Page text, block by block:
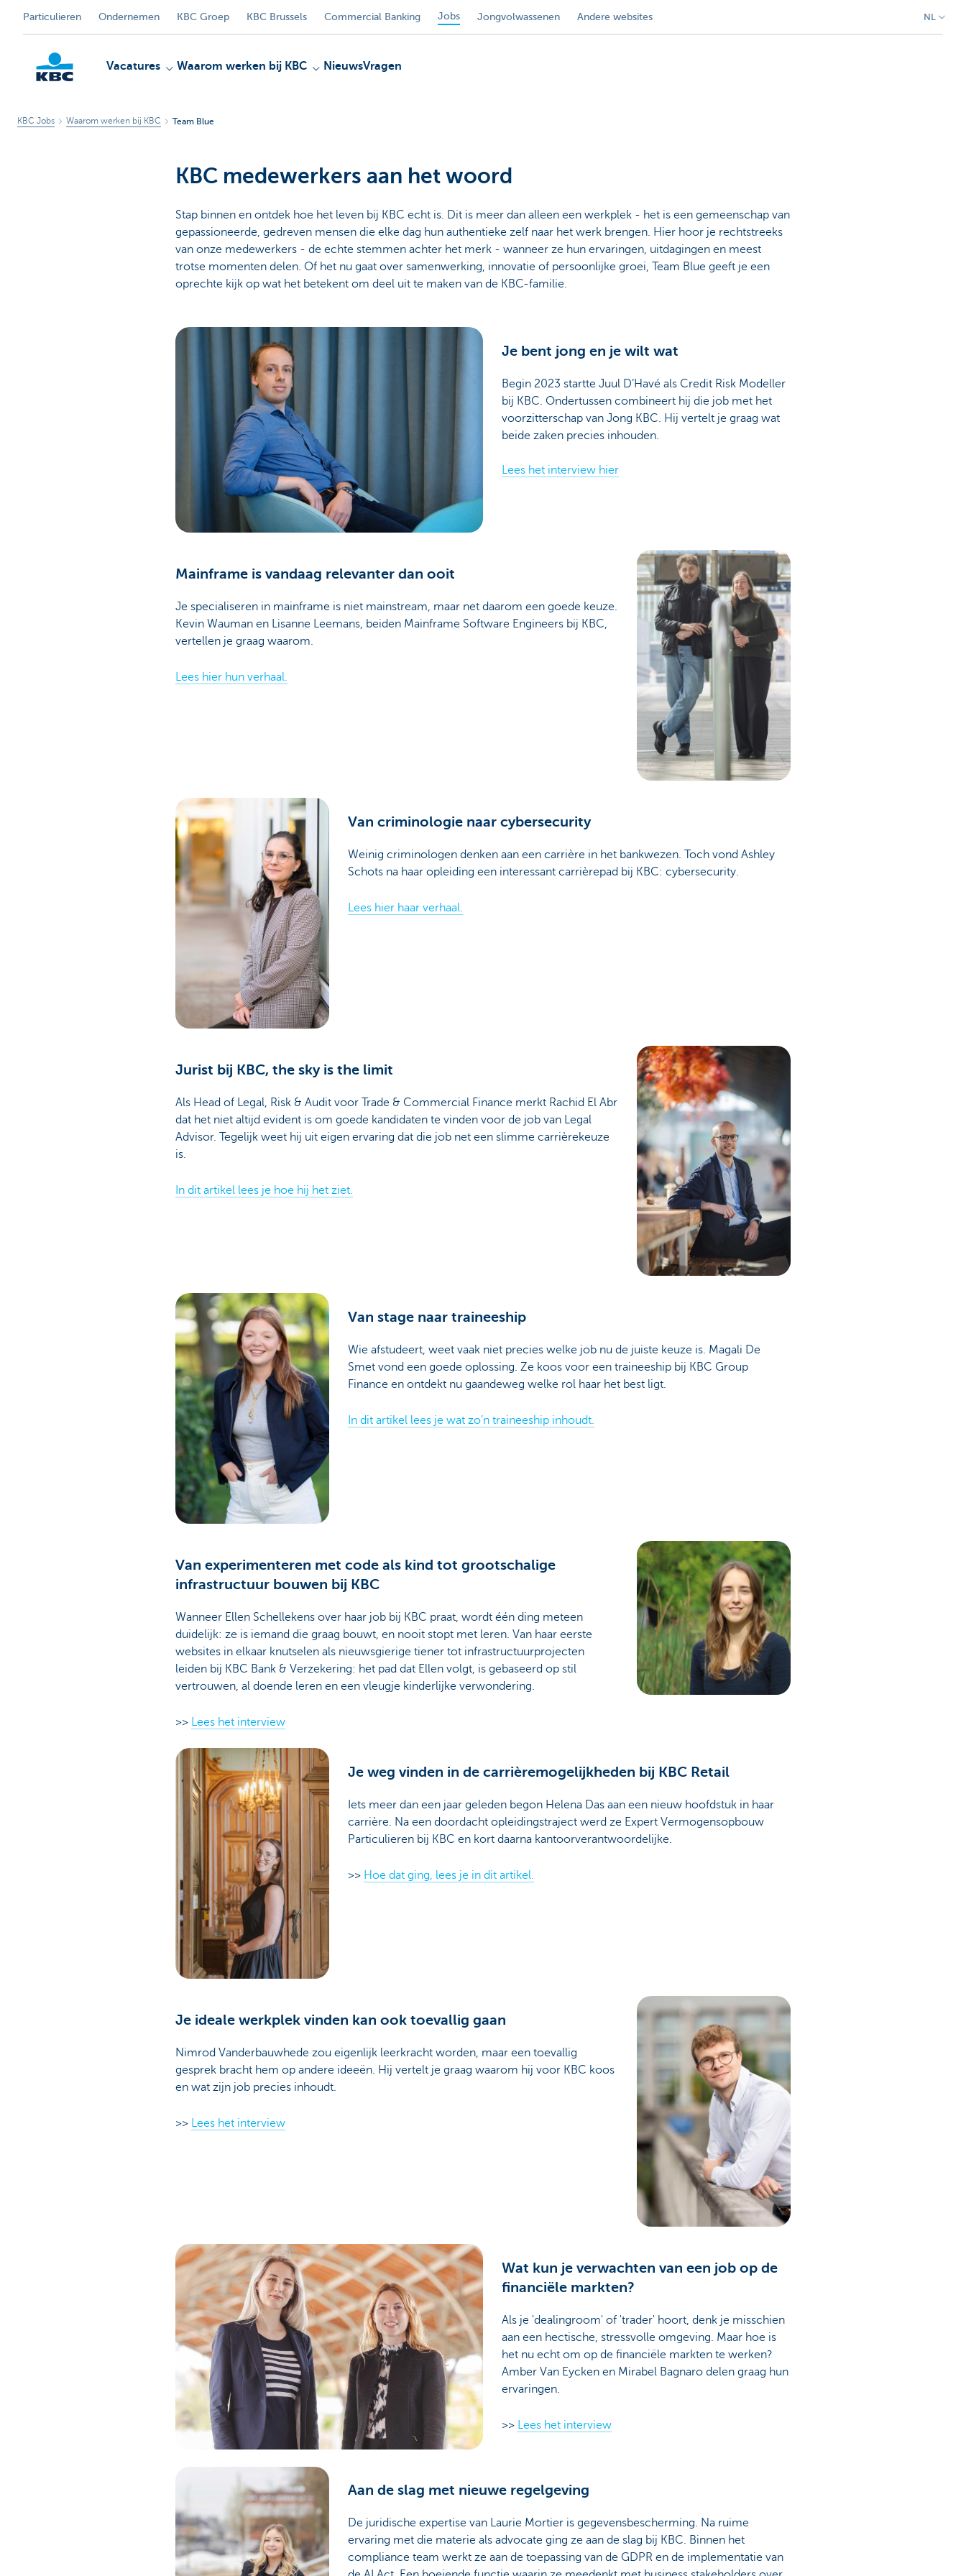
Particulieren Ondernemen KBC Groep KBC Brussels Commercial Banking Jobs Jongvolwassenen Andere websites NL
Vacatures Waarom werken bij KBC NieuwsVragen
KBC Jobs Waarom werken bij KBC Team Blue
KBC medewerkers aan het woord
Stap binnen en ontdek hoe het leven bij KBC echt is. Dit is meer dan alleen een werkplek - het is een gemeenschap van
gepassioneerde, gedreven mensen die elke dag hun authentieke zelf naar het werk brengen. Hier hoor je rechtstreeks
van onze medewerkers - de echte stemmen achter het merk - wanneer ze hun ervaringen, uitdagingen en meest
trotse momenten delen. Of het nu gaat over samenwerking, innovatie of persoonlijke groei, Team Blue geeft je een
oprechte kijk op wat het betekent om deel uit te maken van de KBC-familie.
Je bent jong en je wilt wat
Begin 2023 startte Juul D’Havé als Credit Risk Modeller
bij KBC. Ondertussen combineert hij die job met het
voorzitterschap van Jong KBC. Hij vertelt je graag wat
beide zaken precies inhouden.
Lees het interview hier
Mainframe is vandaag relevanter dan ooit
Je specialiseren in mainframe is niet mainstream, maar net daarom een goede keuze.
Kevin Wauman en Lisanne Leemans, beiden Mainframe Software Engineers bij KBC,
vertellen je graag waarom.
Lees hier hun verhaal.
Van criminologie naar cybersecurity
Weinig criminologen denken aan een carrière in het bankwezen. Toch vond Ashley
Schots na haar opleiding een interessant carrièrepad bij KBC: cybersecurity.
Lees hier haar verhaal.
Jurist bij KBC, the sky is the limit
Als Head of Legal, Risk & Audit voor Trade & Commercial Finance merkt Rachid El Abr
dat het niet altijd evident is om goede kandidaten te vinden voor de job van Legal
Advisor. Tegelijk weet hij uit eigen ervaring dat die job net een slimme carrièrekeuze
is.
In dit artikel lees je hoe hij het ziet.
Van stage naar traineeship
Wie afstudeert, weet vaak niet precies welke job nu de juiste keuze is. Magali De
Smet vond een goede oplossing. Ze koos voor een traineeship bij KBC Group
Finance en ontdekt nu gaandeweg welke rol haar het best ligt.
In dit artikel lees je wat zo’n traineeship inhoudt.
Van experimenteren met code als kind tot grootschalige
infrastructuur bouwen bij KBC
Wanneer Ellen Schellekens over haar job bij KBC praat, wordt één ding meteen
duidelijk: ze is iemand die graag bouwt, en nooit stopt met leren. Van haar eerste
websites in elkaar knutselen als nieuwsgierige tiener tot infrastructuurprojecten
leiden bij KBC Bank & Verzekering: het pad dat Ellen volgt, is gebaseerd op stil
vertrouwen, al doende leren en een vleugje kinderlijke verwondering.
>> Lees het interview
Je weg vinden in de carrièremogelijkheden bij KBC Retail
Iets meer dan een jaar geleden begon Helena Das aan een nieuw hoofdstuk in haar
carrière. Na een doordacht opleidingstraject werd ze Expert Vermogensopbouw
Particulieren bij KBC en kort daarna kantoorverantwoordelijke.
>> Hoe dat ging, lees je in dit artikel.
Je ideale werkplek vinden kan ook toevallig gaan
Nimrod Vanderbauwhede zou eigenlijk leerkracht worden, maar een toevallig
gesprek bracht hem op andere ideeën. Hij vertelt je graag waarom hij voor KBC koos
en wat zijn job precies inhoudt.
>> Lees het interview
Wat kun je verwachten van een job op de
financiële markten?
Als je 'dealingroom' of 'trader' hoort, denk je misschien
aan een hectische, stressvolle omgeving. Maar hoe is
het nu echt om op de financiële markten te werken?
Amber Van Eycken en Mirabel Bagnaro delen graag hun
ervaringen.
>> Lees het interview
Aan de slag met nieuwe regelgeving
De juridische expertise van Laurie Mortier is gegevensbescherming. Na ruime
ervaring met die materie als advocate ging ze aan de slag bij KBC. Binnen het
compliance team werkt ze aan de toepassing van de GDPR en de implementatie van